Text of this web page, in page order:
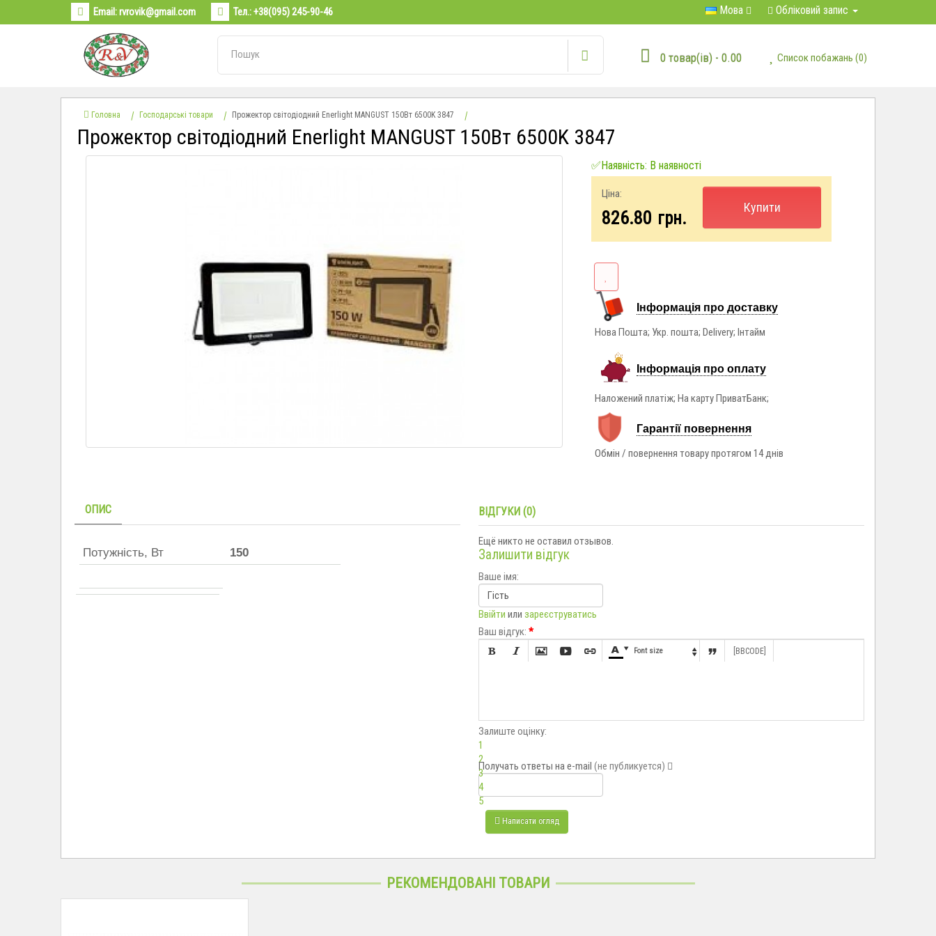
Email:rvrovik@gmail.com Тел.:+38(095) 245-90-46 Мова Обліковий запис
0 товар(ів) - 0.00 Список побажань (0)
Головна Господарські товари Прожектор світодіодний Enerlight MANGUST 150Вт 6500K 3847
Прожектор світодіодний Enerlight MANGUST 150Вт 6500K 3847
✅Наявність: В наявності
Ціна:
826.80 грн.
Купити
Інформація про доставку
Нова Пошта; Укр. пошта; Delivery; Інтайм
Інформація про оплату
Наложений платіж; На карту ПриватБанк;
Гарантії повернення
Обмін / повернення товару протягом 14 днів
ОПИС
Потужність, Вт 150
ВІДГУКИ (0)
Ещё никто не оставил отзывов.
Залишити відгук
Ваше імя:
Ввійти или зареєструватись
Ваш відгук: *

      Font size   [BBCODE]
Залиште оцінку:
1
2
3
4
5
Получать ответы на e-mail (не публикуется)
Написати огляд
РЕКОМЕНДОВАНІ ТОВАРИ